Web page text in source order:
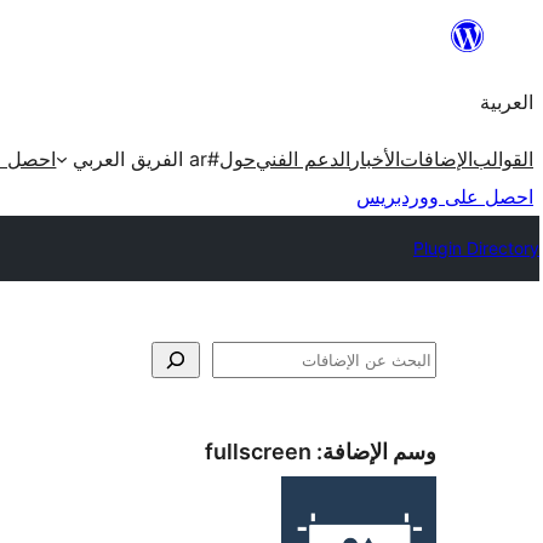
المحتوى
العربية
القوالبالإضافاتالأخبار الدعم الفنيحول#ar الفريق العربي
احصل
احصل على ووردبريس
Plugin Directory
البحث
وسم الإضافة: fullscreen